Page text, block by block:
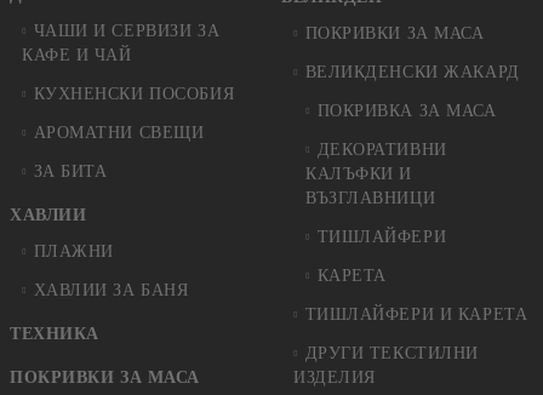
ЧАШИ И СЕРВИЗИ ЗА
КАФЕ И ЧАЙ
КУХНЕНСКИ ПОСОБИЯ
АРОМАТНИ СВЕЩИ
ЗА БИТА
ХАВЛИИ
ПЛАЖНИ
ХАВЛИИ ЗА БАНЯ
ТЕХНИКА
ПОКРИВКИ ЗА МАСА
ПОКРИВКИ ЗА МАСА
ВЕЛИКДЕНСКИ ЖАКАРД
ПОКРИВКА ЗА МАСА
ДЕКОРАТИВНИ
КАЛЪФКИ И
ВЪЗГЛАВНИЦИ
ТИШЛАЙФЕРИ
КАРЕТА
ТИШЛАЙФЕРИ И КАРЕТА
ДРУГИ ТЕКСТИЛНИ
ИЗДЕЛИЯ